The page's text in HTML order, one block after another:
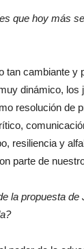
que hoy más
tan cambiante y
dinámico, los
resolución de
resiliencia y
parte de
la propuesta de